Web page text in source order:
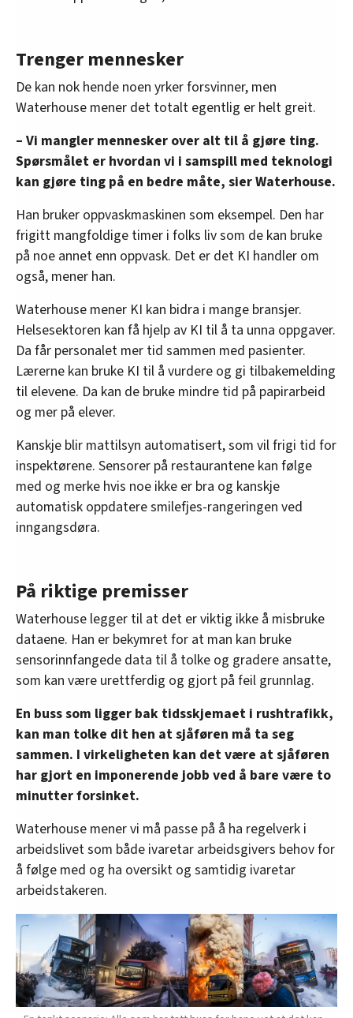
Trenger mennesker
De kan nok hende noen yrker forsvinner, men
Waterhouse mener det totalt egentlig er helt greit.
– Vi mangler mennesker over alt til å gjøre ting.
Spørsmålet er hvordan vi i samspill med teknologi
kan gjøre ting på en bedre måte, sier Waterhouse.
Han bruker oppvaskmaskinen som eksempel. Den har
frigitt mangfoldige timer i folks liv som de kan bruke
på noe annet enn oppvask. Det er det KI handler om
også, mener han.
Waterhouse mener KI kan bidra i mange bransjer.
Helsesektoren kan få hjelp av KI til å ta unna oppgaver.
Da får personalet mer tid sammen med pasienter.
Lærerne kan bruke KI til å vurdere og gi tilbakemelding
til elevene. Da kan de bruke mindre tid på papirarbeid
og mer på elever.
Kanskje blir mattilsyn automatisert, som vil frigi tid for
inspektørene. Sensorer på restaurantene kan følge
med og merke hvis noe ikke er bra og kanskje
automatisk oppdatere smilefjes-rangeringen ved
inngangsdøra.
På riktige premisser
Waterhouse legger til at det er viktig ikke å misbruke
dataene. Han er bekymret for at man kan bruke
sensorinnfangede data til å tolke og gradere ansatte,
som kan være urettferdig og gjort på feil grunnlag.
En buss som ligger bak tidsskjemaet i rushtrafikk,
kan man tolke dit hen at sjåføren må ta seg
sammen. I virkeligheten kan det være at sjåføren
har gjort en imponerende jobb ved å bare være to
minutter forsinket.
Waterhouse mener vi må passe på å ha regelverk i
arbeidslivet som både ivaretar arbeidsgivers behov for
å følge med og ha oversikt og samtidig ivaretar
arbeidstak­eren.